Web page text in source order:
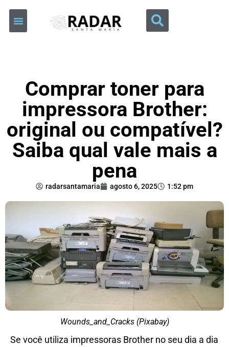
Comprar toner para
impressora Brother:
original ou compatível?
Saiba qual vale mais a
pena
radarsantamaria agosto 6, 2025 1:52 pm
Wounds_and_Cracks (Pixabay)
Se você utiliza impressoras Brother no seu dia a dia